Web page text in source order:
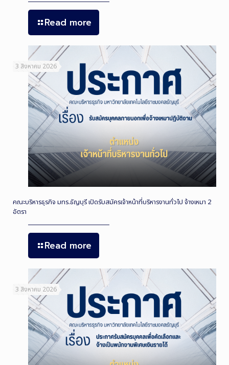
Read more
3 สิงหาคม 2026
คณะบริหารธุรกิจ มทร.ธัญบุรี เปิดรับสมัครเจ้าหน้าที่บริหารงานทั่วไป จ้างเหมา 2
อัตรา
Read more
3 สิงหาคม 2026